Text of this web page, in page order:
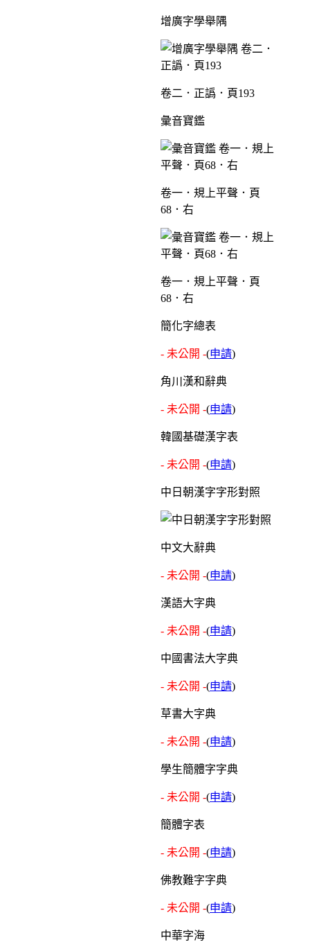
增廣字學舉隅
卷二．正譌．頁193
彙音寶鑑
卷一．規上平聲．頁
68．右
卷一．規上平聲．頁
68．右
簡化字總表
- 未公開 -(申請)
角川漢和辭典
- 未公開 -(申請)
韓國基礎漢字表
- 未公開 -(申請)
中日朝漢字字形對照
中文大辭典
- 未公開 -(申請)
漢語大字典
- 未公開 -(申請)
中國書法大字典
- 未公開 -(申請)
草書大字典
- 未公開 -(申請)
學生簡體字字典
- 未公開 -(申請)
簡體字表
- 未公開 -(申請)
佛教難字字典
- 未公開 -(申請)
中華字海